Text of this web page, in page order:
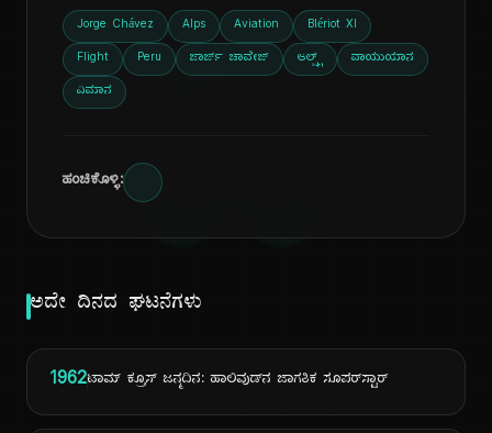
ದಿ
Jorge Chávez Alps Aviation Blériot XI
Flight Peru ಜಾರ್ಜ್ ಚಾವೇಜ್ ಆಲ್ಪ್ಸ್ ವಾಯುಯಾನ
ವಿಮಾನ
ಹಂಚಿಕೊಳ್ಳಿ:
ಅದೇ ದಿನದ ಘಟನೆಗಳು
1962ಟಾಮ್ ಕ್ರೂಸ್ ಜನ್ಮದಿನ: ಹಾಲಿವುಡ್‌ನ ಜಾಗತಿಕ ಸೂಪರ್‌ಸ್ಟಾರ್